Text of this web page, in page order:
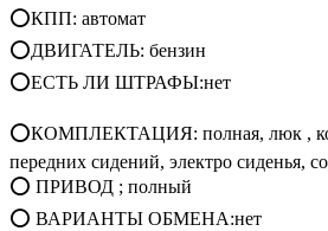
⭕КПП: автомат
⭕ДВИГАТЕЛЬ: бензин
⭕ЕСТЬ ЛИ ШТРАФЫ:нет
⭕КОМПЛЕКТАЦИЯ: полная, люк ,
передних сидений, электро сиденья,
⭕ ПРИВОД ; полный
⭕ ВАРИАНТЫ ОБМЕНА:нет